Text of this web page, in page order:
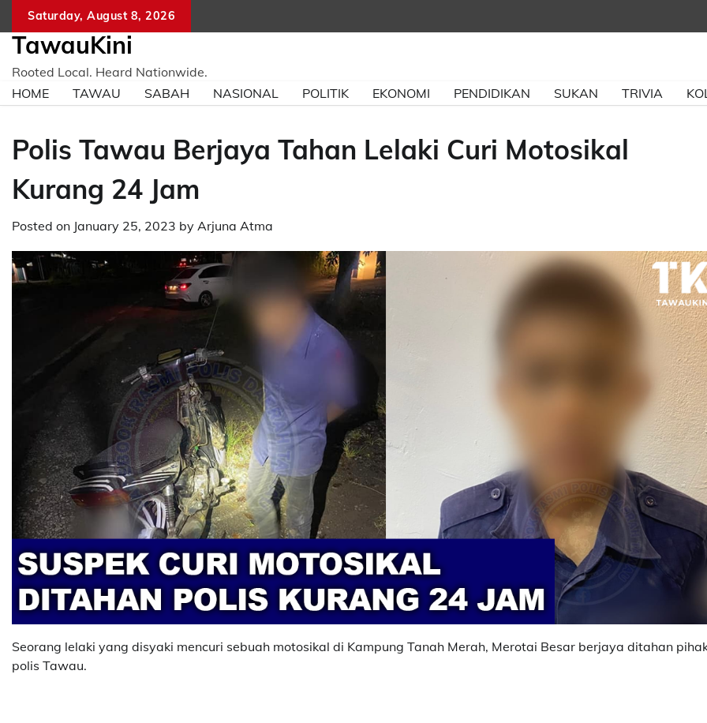
content
Saturday, August 8, 2026
TawauKini
Rooted Local. Heard Nationwide.
HOME
TAWAU SABAH NASIONAL POLITIK EKONOMI PENDIDIKAN SUKAN TRIVIA
Polis Tawau Berjaya Tahan Lelaki Curi Motosikal
Kurang 24 Jam
Posted on January 25, 2023 by Arjuna Atma
Seorang lelaki yang disyaki mencuri sebuah motosikal di Kampung Tanah Merah, Merotai Besar berjaya ditahan
polis Tawau.